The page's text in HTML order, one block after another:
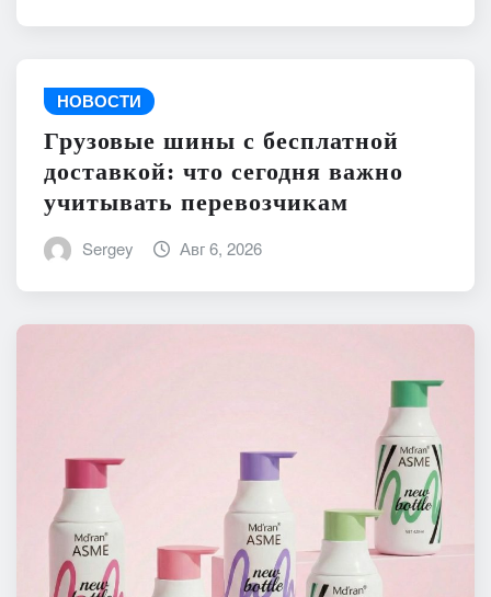
НОВОСТИ
Грузовые шины с бесплатной
доставкой: что сегодня важно
учитывать перевозчикам
Sergey Авг 6, 2026